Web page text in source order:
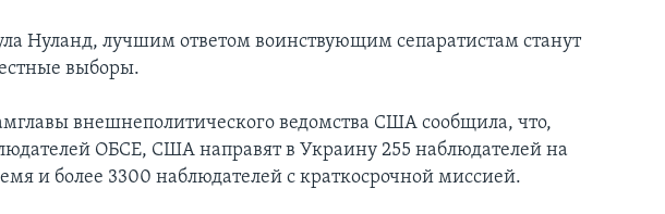
Нуланд, лучшим ответом воинствующим сепаратистам станут
выборы.
внешнеполитического ведомства США сообщила, что,
ОБСЕ, США направят в Украину 255 наблюдателей на
и более 3300 наблюдателей с краткосрочной миссией.